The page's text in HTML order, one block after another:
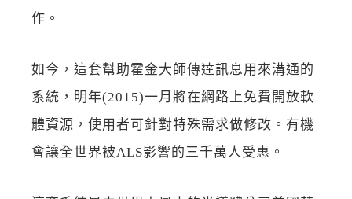
作。
如今，這套幫助霍金大師傳達訊息用來溝通的
系統，明年(2015)一月將在網路上免費開放軟
體資源，使用者可針對特殊需求做修改。有機
會讓全世界被ALS影響的三千萬人受惠。